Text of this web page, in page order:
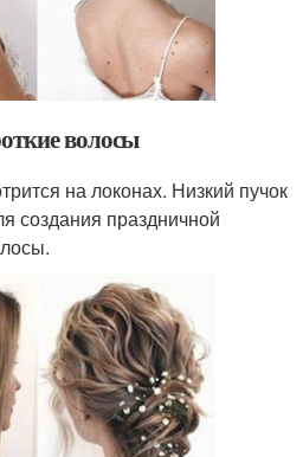
волосы
на локонах. Низкий пучок
создания праздничной